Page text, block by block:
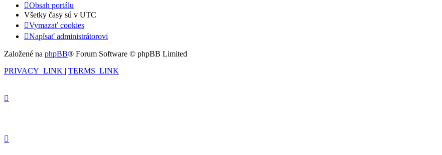
Obsah portálu
Všetky časy sú v UTC
Vymazať cookies
Napísať administrátorovi
Založené na phpBB® Forum Software © phpBB Limited
PRIVACY_LINK | TERMS_LINK